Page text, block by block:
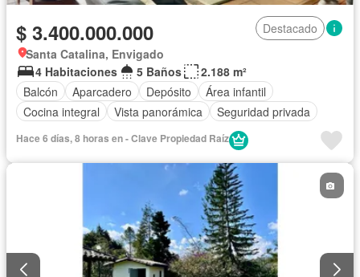
$ 3.400.000.000
Destacado
Santa Catalina, Envigado
4 Habitaciones
5 Baños
2.188 m²
Balcón
Aparcadero Depósito
Área infantil
Cocina integral
Vista panorámica Seguridad privada
Hace 6 días, 8 horas en - Clave Propiedad Raíz